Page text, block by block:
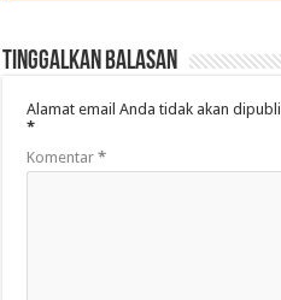
Tinggalkan Balasan
Alamat email Anda tidak akan
*
Komentar*